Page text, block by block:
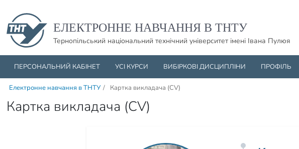
ЕЛЕКТРОННЕ НАВЧАННЯ В ТНТУ
Тернопільський національний технічний університет імені Івана Пулюя
ПЕРСОНАЛЬНИЙ КАБІНЕТ УСІ КУРСИ ВИБІРКОВІ ДИСЦИПЛІНИ ПРОФІЛЬ
Електронне навчання в ТНТУ / Картка викладача (CV)
Картка викладача (CV)